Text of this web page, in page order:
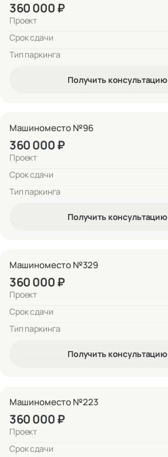
360 000 ₽
Проект
Срок сдачи
Тип паркинга
Получить консультацию
Машиноместо №96
360 000 ₽
Проект
Срок сдачи
Тип паркинга
Получить консультацию
Машиноместо №329
360 000 ₽
Проект
Срок сдачи
Тип паркинга
Получить консультацию
Машиноместо №223
360 000 ₽
Проект
Срок сдачи